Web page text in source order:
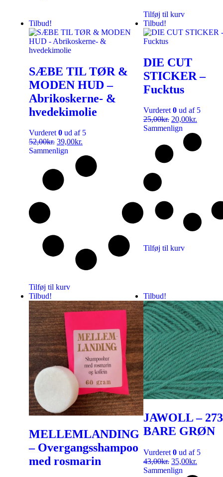
Tilføj til kurv
Tilbud!
SÆBE TIL TØR &
MODEN HUD –
Abrikoskerne- &
hvedekimolie
Vurderet0 ud af 5
52,00kr. 39,00kr.
Sammenlign
Tilføj til kurv
Tilbud!
DIE CUT
STICKER –
Fucktus
Vurderet0 ud af 5
25,00kr. 20,00kr.
Sammenlign
Tilføj til kurv
Tilbud!
MELLEMLANDING
– Overgangsshampoo
med rosmarin
Tilbud!
JAWOLL –
BARE GRØN
Vurderet 0 ud af 5
43,00kr. 35,00kr.
Sammenlign